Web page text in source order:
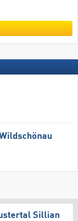
Sillian